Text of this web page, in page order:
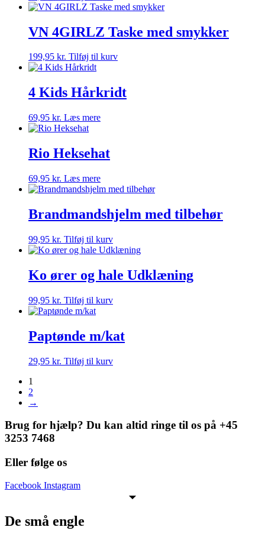
VN 4GIRLZ Taske med smykker
199,95 kr. Tilføj til kurv
4 Kids Hårkridt
69,95 kr. Læs mere
Rio Heksehat
69,95 kr. Læs mere
Brandmandshjelm med tilbehør
99,95 kr. Tilføj til kurv
Ko ører og hale Udklæning
99,95 kr. Tilføj til kurv
Paptønde m/kat
29,95 kr. Tilføj til kurv
1
2
→
Brug for hjælp? Du kan altid ringe til os på +45
3253 7468
Eller følge os
Facebook Instagram
De små engle